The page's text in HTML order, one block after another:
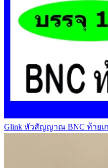
Glink หัวสัญญาณ BNC ท้ายเ